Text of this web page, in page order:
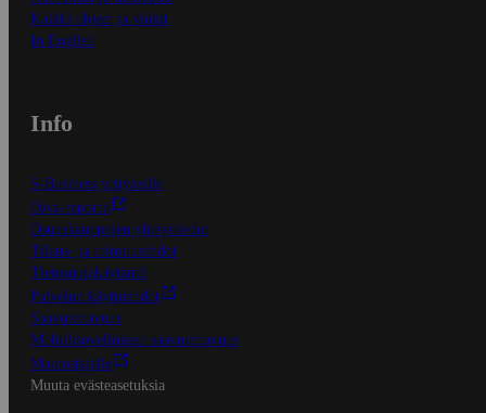
Kaikki ohjeet ja vinkit
In English
Info
S-Business yrityksille
Oiva-raportit
Osuuskauppojen yhteystiedot
Tilaus- ja toimitusehdot
Tietosuojakäytäntö
Palvelun käyttöehdot
Saavutettavuus
Mobiilisovelluksen saavutettavuus
Mainostajalle
Muuta evästeasetuksia